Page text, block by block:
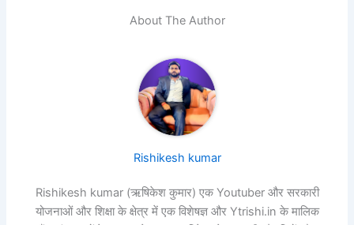
About The Author
Rishikesh kumar
Rishikesh kumar (ऋषिकेश कुमार) एक Youtuber और सरकारी
योजनाओं और शिक्षा के क्षेत्र में एक विशेषज्ञ और Ytrishi.in के मालिक